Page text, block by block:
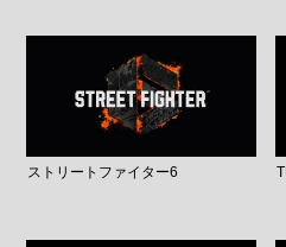
ストリートファイター6